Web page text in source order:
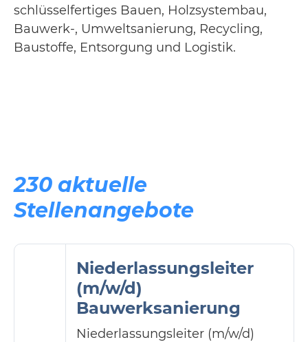
schlüsselfertiges Bauen, Holzsystembau,
Bauwerk-, Umweltsanierung, Recycling,
Baustoffe, Entsorgung und Logistik.
230 aktuelle
Stellenangebote
Niederlassungsleiter
(m/w/d)
Bauwerksanierung
Niederlassungsleiter (m/w/d)